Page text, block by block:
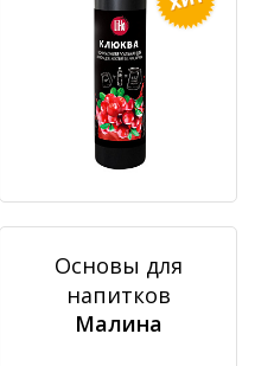
Основы для
напитков
Малина